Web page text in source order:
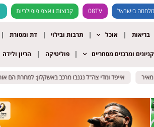
מלחמה בישראל 08TV קבוצות וואצפ פופולריות
בריאות אוכל תרבות ובילוי דת ומסורת
קניונים ומרכזים מסחריים פוליטיקה הריון ולידה
אייפד ומדי צה"ל נגנבו מרכב באשקלון: למחרת הם אותרו
אייפד ומדי צה"ל נגנבו מרכב באשקלון: למחרת הם אותרו